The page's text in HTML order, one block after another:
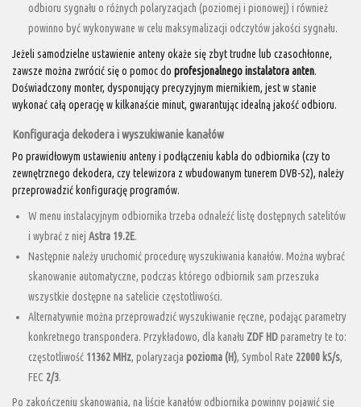
odbioru sygnału o różnych polaryzacjach (poziomej i pionowej) i również
powinno być wykonywane w celu maksymalizacji odczytów jakości sygnału.
Jeżeli samodzielne ustawienie anteny okaże się zbyt trudne lub czasochłonne,
zawsze można zwrócić się o pomoc do profesjonalnego instalatora anten.
Doświadczony monter, dysponujący precyzyjnym miernikiem, jest w stanie
wykonać całą operację w kilkanaście minut, gwarantując idealną jakość odbioru.
Konfiguracja dekodera i wyszukiwanie kanałów
Po prawidłowym ustawieniu anteny i podłączeniu kabla do odbiornika (czy to
zewnętrznego dekodera, czy telewizora z wbudowanym tunerem DVB-S2), należy
przeprowadzić konfigurację programów.
W menu instalacyjnym odbiornika trzeba odnaleźć listę dostępnych satelitów
i wybrać z niej Astra 19.2E.
Następnie należy uruchomić procedurę wyszukiwania kanałów. Można wybrać
skanowanie automatyczne, podczas którego odbiornik sam przeszuka
wszystkie dostępne na satelicie częstotliwości.
Alternatywnie można przeprowadzić wyszukiwanie ręczne, podając parametry
konkretnego transpondera. Przykładowo, dla kanału ZDF HDparametry te to:
częstotliwość 11362 MHz, polaryzacja pozioma (H), Symbol Rate 22000 kS/s,
FEC 2/3.
Po zakończeniu skanowania, na liście kanałów odbiornika powinny pojawić się